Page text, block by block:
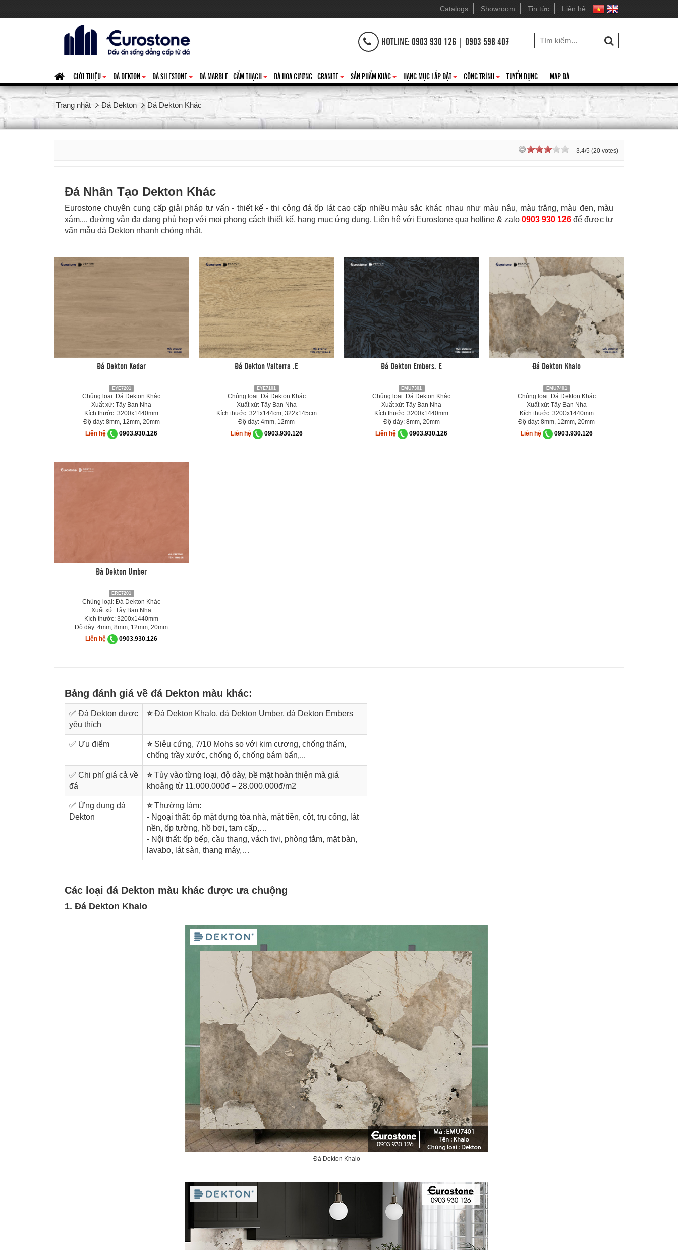
Catalogs Showroom Tin tức Liên hệ
HOTLINE: 0903 930 126 | 0903 598 407
+
GIỚI THIỆU
+
ĐÁ DEKTON
+
ĐÁ SILESTONE
+
ĐÁ MARBLE - CẨM THẠCH
+
ĐÁ HOA CƯƠNG - GRANITE
+
SẢN PHẨM KHÁC
+
HẠNG MỤC LẮP ĐẶT
+
CÔNG TRÌNH TUYỂN DỤNG MAP ĐÁ
Trang nhất Đá Dekton Đá Dekton Khác
3.4/5 (20 votes)
Đá Nhân Tạo Dekton Khác
Eurostone chuyên cung cấp giải pháp tư vấn - thiết kế - thi công đá ốp lát cao cấp nhiều màu sắc khác nhau như màu nâu, màu trắng, màu đen, màu
xám,... đường vân đa dạng phù hợp với mọi phong cách thiết kế, hạng mục ứng dụng. Liên hệ với Eurostone qua hotline & zalo 0903 930 126 để được tư
vấn mẫu đá Dekton nhanh chóng nhất.
Đá Dekton Kedar
EYE7201
Chủng loại: Đá Dekton Khác
Xuất xứ: Tây Ban Nha
Kích thước: 3200x1440mm
Độ dày: 8mm, 12mm, 20mm
Liên hệ
0903.930.126
Đá Dekton Valterra .E
EYE7101
Chủng loại: Đá Dekton Khác
Xuất xứ: Tây Ban Nha
Kích thước: 321x144cm, 322x145cm
Độ dày: 4mm, 12mm
Liên hệ
0903.930.126
Đá Dekton Embers. E
EMU7301
Chủng loại: Đá Dekton Khác
Xuất xứ: Tây Ban Nha
Kích thước: 3200x1440mm
Độ dày: 8mm, 20mm
Liên hệ
0903.930.126
Đá Dekton Khalo
EMU7401
Chủng loại: Đá Dekton Khác
Xuất xứ: Tây Ban Nha
Kích thước: 3200x1440mm
Độ dày: 8mm, 12mm, 20mm
Liên hệ
0903.930.126
Đá Dekton Umber
ERE7201
Chủng loại: Đá Dekton Khác
Xuất xứ: Tây Ban Nha
Kích thước: 3200x1440mm
Độ dày: 4mm, 8mm, 12mm, 20mm
Liên hệ
0903.930.126
Bảng đánh giá về đá Dekton màu khác:
✅ Đá Dekton được
yêu thích
⭐Đá Dekton Khalo, đá Dekton Umber, đá Dekton Embers
✅ Ưu điểm ⭐ Siêu cứng, 7/10 Mohs so với kim cương, chống thấm,
chống trầy xước, chống ố, chống bám bẩn,...
✅ Chi phí giá cả về
đá
⭐Tùy vào từng loại, độ dày, bề mặt hoàn thiện mà giá
khoảng từ 11.000.000đ – 28.000.000đ/m2
✅ Ứng dụng đá
Dekton
⭐Thường làm:
- Ngoại thất: ốp mặt dựng tòa nhà, mặt tiền, cột, trụ cổng, lát
nền, ốp tường, hồ bơi, tam cấp,…
- Nội thất: ốp bếp, cầu thang, vách tivi, phòng tắm, mặt bàn,
lavabo, lát sàn, thang máy,…
Các loại đá Dekton màu khác được ưa chuộng
1. Đá Dekton Khalo
Đá Dekton Khalo